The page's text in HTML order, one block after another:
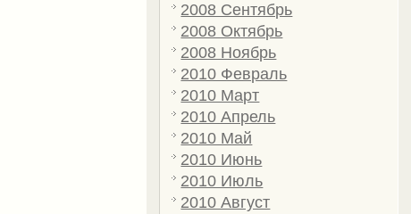
2008 Сентябрь
2008 Октябрь
2008 Ноябрь
2010 Февраль
2010 Март
2010 Апрель
2010 Май
2010 Июнь
2010 Июль
2010 Август